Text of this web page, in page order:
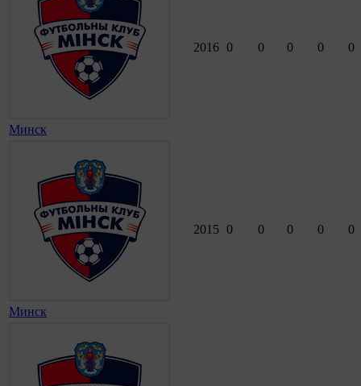
Минск
2016 0 0 0 0 0
Минск
2015 0 0 0 0 0